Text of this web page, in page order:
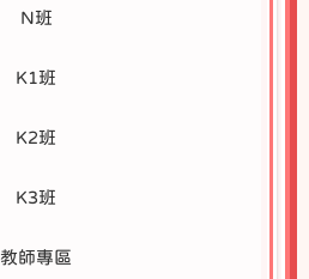
N班
K1班
K2班
K3班
教師專區